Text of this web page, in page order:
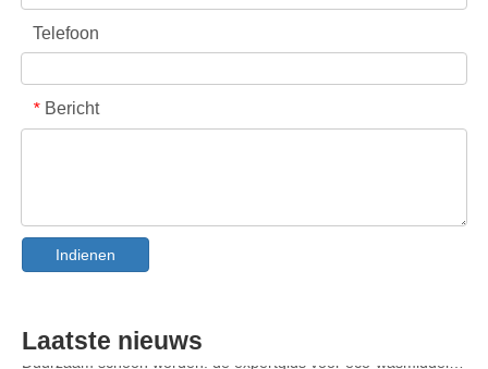
Telefoon
* Bericht
Indienen
Laatste nieuws
De ultieme gids voor het identificeren van wascapsules van hoge kwaliteit: het perspectief van een branche-expert